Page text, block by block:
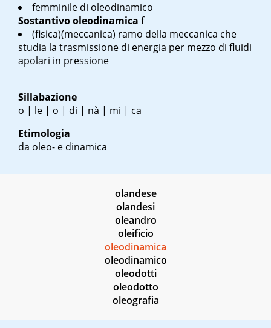
femminile di oleodinamico
Sostantivooleodinamica f
(fisica)(meccanica) ramo della meccanica che
studia la trasmissione di energia per mezzo di fluidi
apolari in pressione
Sillabazione
o | le | o | di | nà | mi | ca
Etimologia
da oleo- e dinamica
olandese
olandesi
oleandro
oleificio
oleodinamica
oleodinamico
oleodotti
oleodotto
oleografia